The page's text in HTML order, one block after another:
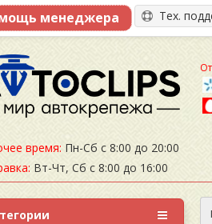
Тех.
время: Пн-Сб с 8:00 до 20:00
Вт-Чт, Сб с 8:00 до 16:00